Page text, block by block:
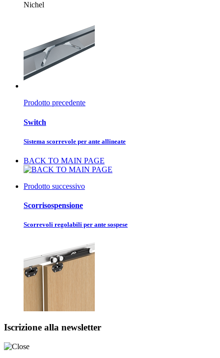
Nichel
Prodotto precedente
Switch
Sistema scorrevole per ante allineate
BACK TO MAIN PAGE
Prodotto successivo
Scorrisospensione
Scorrevoli regolabili per ante sospese
Iscrizione alla newsletter